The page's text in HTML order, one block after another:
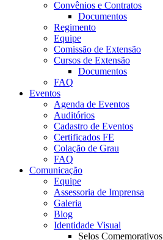
Convênios e Contratos
Documentos
Regimento
Equipe
Comissão de Extensão
Cursos de Extensão
Documentos
FAQ
Eventos
Agenda de Eventos
Auditórios
Cadastro de Eventos
Certificados FE
Colação de Grau
FAQ
Comunicação
Equipe
Assessoria de Imprensa
Galeria
Blog
Identidade Visual
Selos Comemorativos